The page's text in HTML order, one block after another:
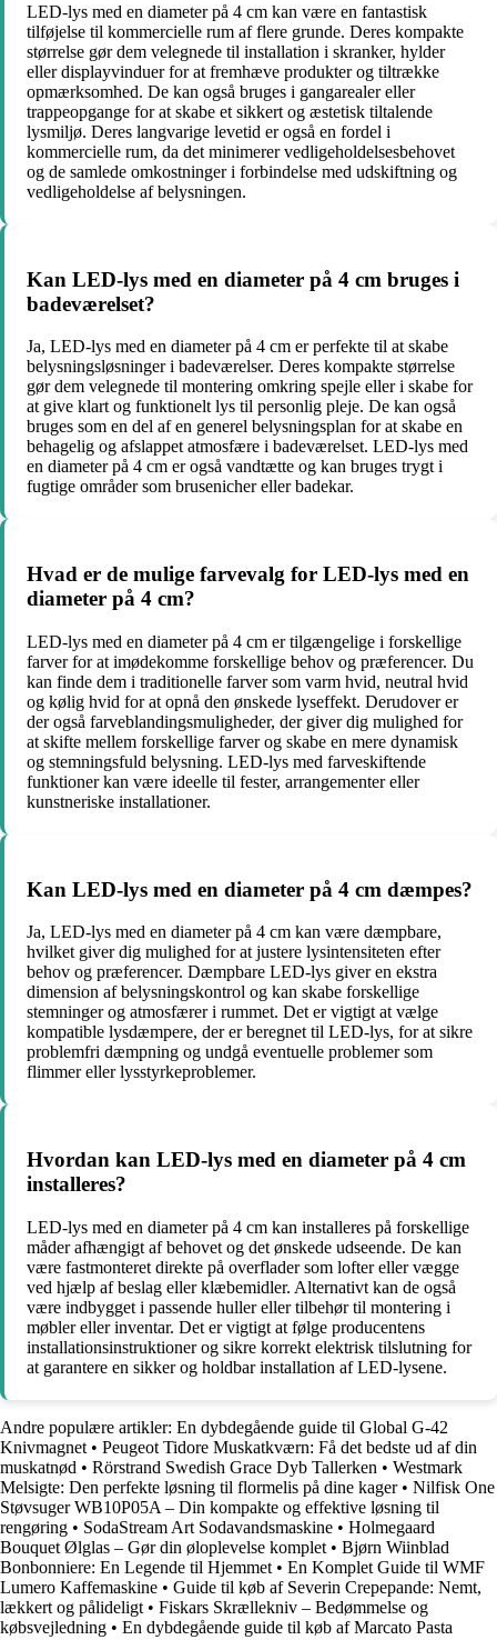
LED-lys med en diameter på 4 cm kan være en fantastisk
tilføjelse til kommercielle rum af flere grunde. Deres kompakte
størrelse gør dem velegnede til installation i skranker, hylder
eller displayvinduer for at fremhæve produkter og tiltrække
opmærksomhed. De kan også bruges i gangarealer eller
trappeopgange for at skabe et sikkert og æstetisk tiltalende
lysmiljø. Deres langvarige levetid er også en fordel i
kommercielle rum, da det minimerer vedligeholdelsesbehovet
og de samlede omkostninger i forbindelse med udskiftning og
vedligeholdelse af belysningen.
Kan LED-lys med en diameter på 4 cm bruges i
badeværelset?
Ja, LED-lys med en diameter på 4 cm er perfekte til at skabe
belysningsløsninger i badeværelser. Deres kompakte størrelse
gør dem velegnede til montering omkring spejle eller i skabe for
at give klart og funktionelt lys til personlig pleje. De kan også
bruges som en del af en generel belysningsplan for at skabe en
behagelig og afslappet atmosfære i badeværelset. LED-lys med
en diameter på 4 cm er også vandtætte og kan bruges trygt i
fugtige områder som brusenicher eller badekar.
Hvad er de mulige farvevalg for LED-lys med en
diameter på 4 cm?
LED-lys med en diameter på 4 cm er tilgængelige i forskellige
farver for at imødekomme forskellige behov og præferencer. Du
kan finde dem i traditionelle farver som varm hvid, neutral hvid
og kølig hvid for at opnå den ønskede lyseffekt. Derudover er
der også farveblandingsmuligheder, der giver dig mulighed for
at skifte mellem forskellige farver og skabe en mere dynamisk
og stemningsfuld belysning. LED-lys med farveskiftende
funktioner kan være ideelle til fester, arrangementer eller
kunstneriske installationer.
Kan LED-lys med en diameter på 4 cm dæmpes?
Ja, LED-lys med en diameter på 4 cm kan være dæmpbare,
hvilket giver dig mulighed for at justere lysintensiteten efter
behov og præferencer. Dæmpbare LED-lys giver en ekstra
dimension af belysningskontrol og kan skabe forskellige
stemninger og atmosfærer i rummet. Det er vigtigt at vælge
kompatible lysdæmpere, der er beregnet til LED-lys, for at sikre
problemfri dæmpning og undgå eventuelle problemer som
flimmer eller lysstyrkeproblemer.
Hvordan kan LED-lys med en diameter på 4 cm
installeres?
LED-lys med en diameter på 4 cm kan installeres på forskellige
måder afhængigt af behovet og det ønskede udseende. De kan
være fastmonteret direkte på overflader som lofter eller vægge
ved hjælp af beslag eller klæbemidler. Alternativt kan de også
være indbygget i passende huller eller tilbehør til montering i
møbler eller inventar. Det er vigtigt at følge producentens
installationsinstruktioner og sikre korrekt elektrisk tilslutning for
at garantere en sikker og holdbar installation af LED-lysene.
Andre populære artikler: En dybdegående guide til Global G-42
Knivmagnet • Peugeot Tidore Muskatkværn: Få det bedste ud af din
muskatnød • Rörstrand Swedish Grace Dyb Tallerken • Westmark
Melsigte: Den perfekte løsning til flormelis på dine kager• Nilfisk One
Støvsuger WB10P05A – Din kompakte og effektive løsning til
rengøring • SodaStream Art Sodavandsmaskine • Holmegaard
Bouquet Ølglas – Gør din øloplevelse komplet • Bjørn Wiinblad
Bonbonniere: En Legende til Hjemmet • En Komplet Guide til WMF
Lumero Kaffemaskine • Guide til køb af Severin Crepepande: Nemt,
lækkert og pålideligt • Fiskars Skrællekniv – Bedømmelse og
købsvejledning • En dybdegående guide til køb af Marcato Pasta